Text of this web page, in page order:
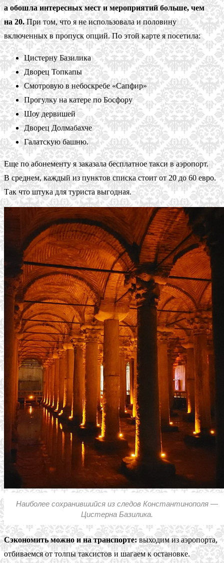
а обошла интересных мест и мероприятий больше, чем
на 20.При том, что я не использовала и половину
включенных в пропуск опций. По этой карте я посетила:
Цистерну Базилика
Дворец Топкапы
Смотровую в небоскребе «Сапфир»
Прогулку на катере по Босфору
Шоу дервишей
Дворец Долмабахче
Галатскую башню.
Еще по абонементу я заказала бесплатное такси в аэропорт.
В среднем, каждый из пунктов списка стоит от 20 до 60 евро.
Так что штука для туриста выгодная.
Наиболее сохранившийся из следов Константинополя —
Цистерна Базилика.
Сэкономить можно и на транспорте:выходим из аэропорта,
отбиваемся от толпы таксистов и шагаем к остановке.